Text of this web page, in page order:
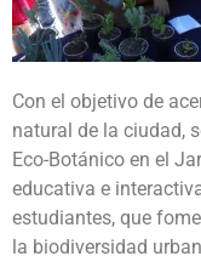
Con el objetivo de
natural de la ciudad,
Eco-Botánico en el
educativa e
estudiantes, que
la biodiversidad